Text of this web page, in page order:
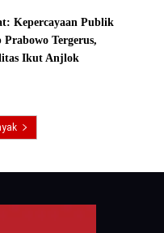
Kepercayaan Publik
Prabowo Tergerus,
Ikut Anjlok